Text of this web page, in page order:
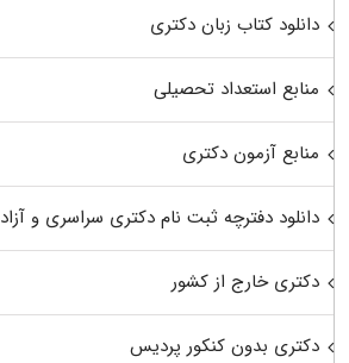
دانلود کتاب زبان دکتری
منابع استعداد تحصیلی
منابع آزمون دکتری
دانلود دفترچه ثبت نام دکتری سراسری و آزاد
دکتری خارج از کشور
دکتری بدون کنکور پردیس